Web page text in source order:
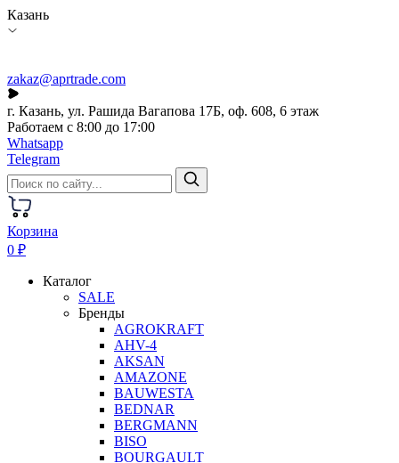
Казань
zakaz@aprtrade.com
г. Казань, ул. Рашида Вагапова 17Б, оф. 608, 6 этаж
Работаем с 8:00 до 17:00
Whatsapp
Telegram
Корзина
0 ₽
Каталог
SALE
Бренды
AGROKRAFT
AHV-4
AKSAN
AMAZONE
BAUWESTA
BEDNAR
BERGMANN
BISO
BOURGAULT